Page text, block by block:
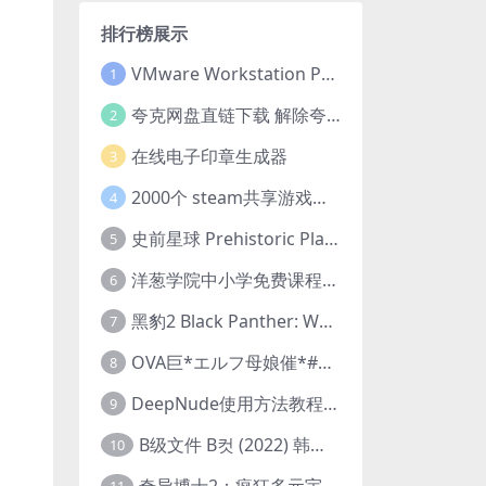
排行榜展示
1 VMware Workstation Pro 16 永久激活密钥(序列号)
2 夸克网盘直链下载 解除夸克网盘下载限制 油猴脚本
3 在线电子印章生成器
4 2000个 steam共享游戏账号 离线steam账号分享
5 史前星球 Prehistoric Planet (2022) 中字 1080p 高清 阿里云盘 2022.5.27已更新全集
6 洋葱学院中小学免费课程集合 云盘下载
7 黑豹2 Black Panther: Wakanda Forever (2022) 高清版
8 OVA巨*エルフ母娘催*#1エルフの国を蹂*する男。汚された女王と姫
9 DeepNude使用方法教程FAQ
10 B级文件 B컷 (2022) 韩国大尺度剧情电影 1080P 中字